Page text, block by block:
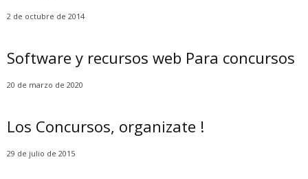
2 de octubre de 2014
Software y recursos web Para concursos
20 de marzo de 2020
Los Concursos, organizate !
29 de julio de 2015